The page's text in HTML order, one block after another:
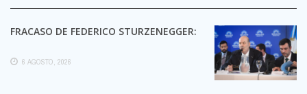
FRACASO DE FEDERICO STURZENEGGER:
6 AGOSTO, 2026